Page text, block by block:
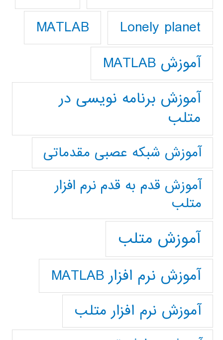
Lonely planet
MATLAB
آموزش MATLAB
آموزش برنامه نویسی در
متلب
آموزش شبکه عصبی مقدماتی
آموزش قدم به قدم نرم افزار
متلب
آموزش متلب
آموزش نرم افزار MATLAB
آموزش نرم افزار متلب